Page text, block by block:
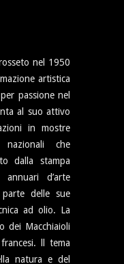
nel 1950
artistica
passione nel
al suo attivo
in mostre
che
dalla stampa
d’arte
parte delle sue
ad olio. La
dei Macchiaioli
ll tema
natura e del